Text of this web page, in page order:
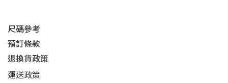
尺碼參考
預訂條款
退換貨政策​
運送政策​